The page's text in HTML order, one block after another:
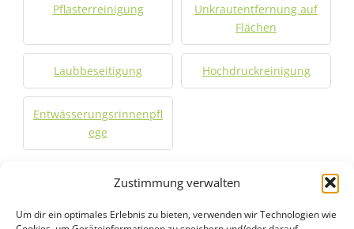
Zustimmung verwalten
Um dir ein optimales Erlebnis zu bieten, verwenden wir Technologien wie
Pflasterreinigung
Unkrautentfernung auf
Flächen
Laubbeseitigung Hochdruckreinigung
Entwässerungsrinnenpfl
ege
Städte im Umkreis von 50 km